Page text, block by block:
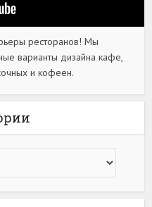
ресторанов! Мы
варианты дизайна кафе,
и кофеен.